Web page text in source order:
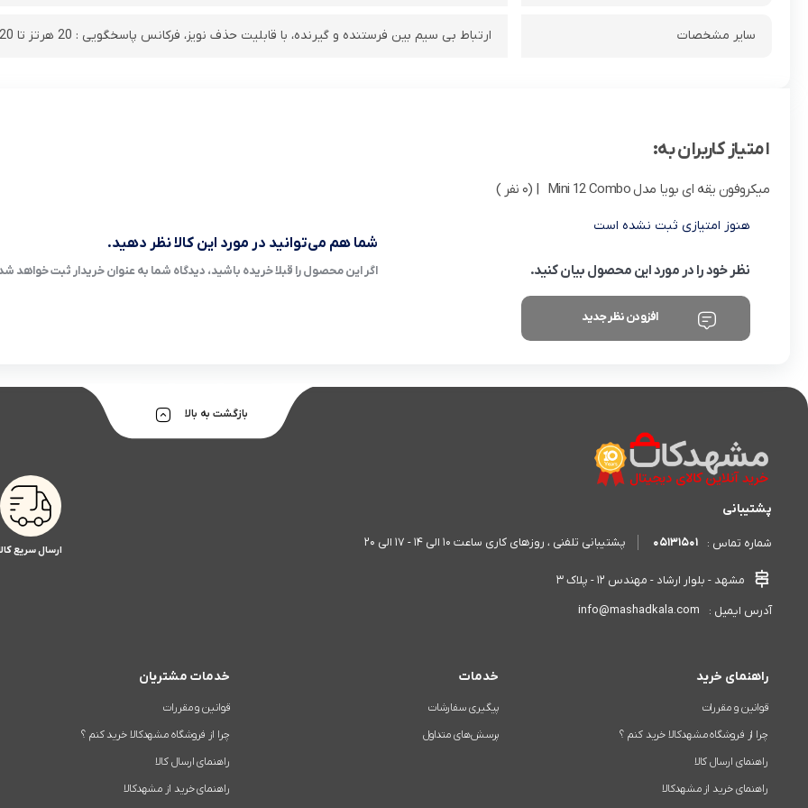
سایر مشخصات ارتباط بی سیم بین فرستنده و گیرنده، با قابلیت حذف نویز، فرکانس پاسخگویی : 20 هرتز تا 20 کیلوهرتز، نسبت سیگنال به نویز (SNR): ۸۰ دسی‌بل
امتیاز کاربران به:
میکروفون یقه ای بویا مدل Mini 12 Combo | (0 نفر )
هنوز امتیازی ثبت نشده است
نظر خود را در مورد این محصول بیان کنید.
افزودن نظر جدید
شما هم می‌توانید در مورد این کالا نظر دهید.
اگر این محصول را قبلا خریده باشید، دیدگاه شما به عنوان خریدار ثبت خواهد
بازگشت به بالا
پشتیبانی
شماره تماس : 05131501 پشتیبانی تلفنی ، روزهای کاری ساعت 10 الی 14 - 17 الی 20
مشهد - بلوار ارشاد - مهندس 12 - پلاک 3
آدرس ایمیل :
info@mashadkala.com
ارسال سریع
راهنمای خرید
قوانین و مقررات
چرا از فروشگاه مشهدکالا خرید کنم ؟
راهنمای ارسال کالا
راهنمای خرید از مشهدکالا
خدمات
پیگیری سفارشات
پرسش‌های متداول
خدمات مشتریان
قوانین و مقررات
چرا از فروشگاه مشهدکالا خرید کنم ؟
راهنمای ارسال کالا
راهنمای خرید از مشهدکالا